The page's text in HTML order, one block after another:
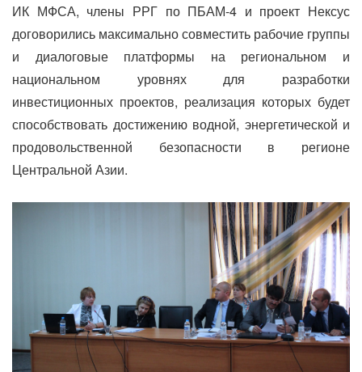
ИК МФСА, члены РРГ по ПБАМ-4 и проект Нексус
договорились максимально совместить рабочие группы
и диалоговые платформы на региональном и
национальном уровнях для разработки
инвестиционных проектов, реализация которых будет
способствовать достижению водной, энергетической и
продовольственной безопасности в регионе
Центральной Азии.